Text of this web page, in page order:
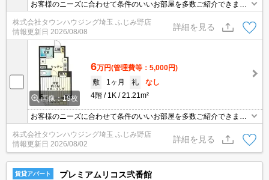
お客様のニーズに合わせて条件のいいお部屋を多数ご紹介できます♪
情報数No.1のタウンハウジングまで是非お問い合わせください！
株式会社タウンハウジング埼玉 ふじみ野店
情報更新日 2026/08/08
詳細を見る
画像：19枚
6万円(管理費等：5,000円)
敷
1ヶ月 礼
なし
4階
1K 21.21m²
お客様のニーズに合わせて条件のいいお部屋を多数ご紹介できます♪
情報数No.1のタウンハウジングまで是非お問い合わせください！
株式会社タウンハウジング埼玉 ふじみ野店
情報更新日 2026/08/02
詳細を見る
賃貸アパート プレミアムリコス弐番館